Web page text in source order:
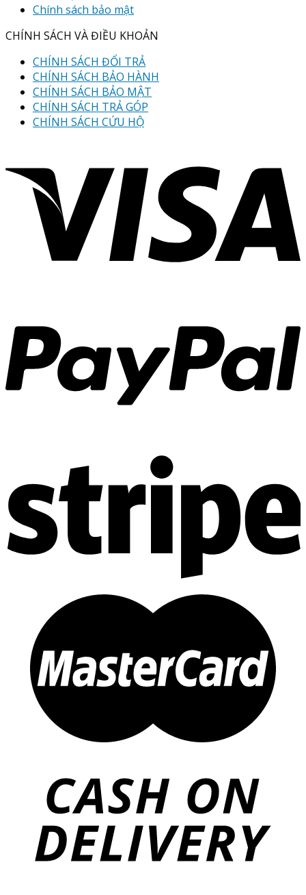
Chính sách bảo mật
CHÍNH SÁCH VÀ ĐIỀU KHOẢN
CHÍNH SÁCH ĐỔI TRẢ
CHÍNH SÁCH BẢO HÀNH
CHÍNH SÁCH BẢO MẬT
CHÍNH SÁCH TRẢ GÓP
CHÍNH SÁCH CỨU HỘ